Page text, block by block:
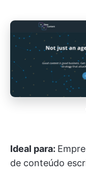
Ideal para:
de conteúdo